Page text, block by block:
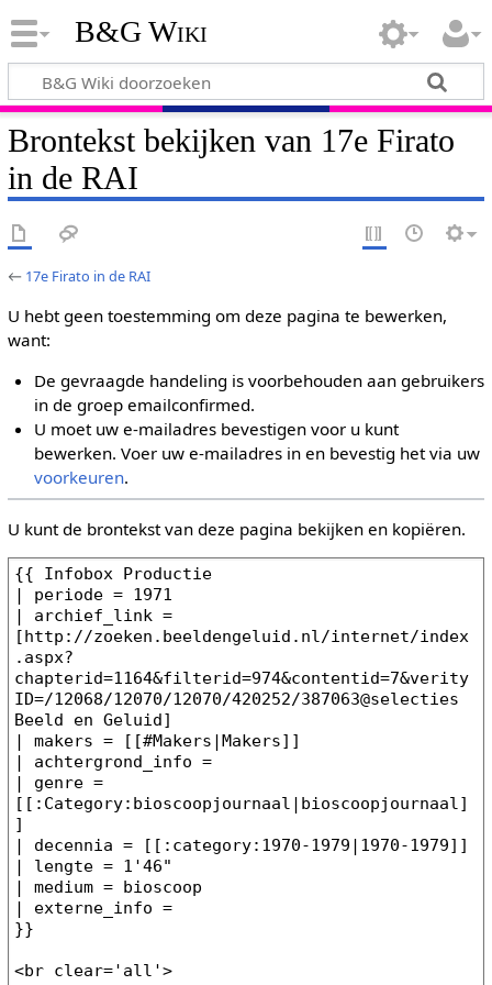
B&G Wiki
Brontekst bekijken van 17e Firato
in de RAI
← 17e Firato in de RAI
U hebt geen toestemming om deze pagina te bewerken,
want:
De gevraagde handeling is voorbehouden aan gebruikers
in de groep emailconfirmed.
U moet uw e-mailadres bevestigen voor u kunt
bewerken. Voer uw e-mailadres in en bevestig het via uw
voorkeuren.
U kunt de brontekst van deze pagina bekijken en kopiëren.